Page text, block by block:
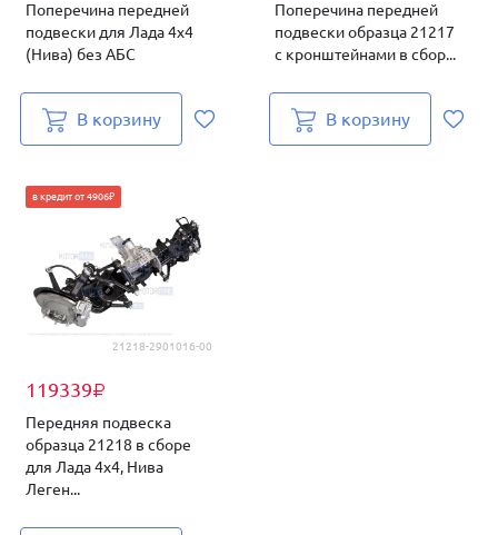
Поперечина передней
подвески для Лада 4х4
(Нива) без АБС
В корзину
Поперечина передней
подвески образца 21217
с кронштейнами в сбор...
В корзину
21218-2901016-00
119339₽
в кредит от 4906₽
Передняя подвеска
образца 21218 в сборе
для Лада 4х4, Нива
Леген...